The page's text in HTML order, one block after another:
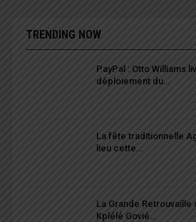
TRENDING NOW
PayPal : Otto Williams
déploiement du…
La fête traditionnelle
lieu cette…
La Grande
Kplélé Govié…